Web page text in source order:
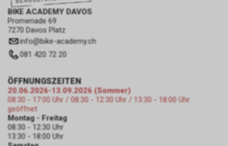
BIKE ACADEMY DAVOS
Promenade 69
7270 Davos Platz
info@bike-academy.ch
081 420 72 20
ÖFFNUNGSZEITEN
20.06.2026-13.09.2026 (Sommer)
08:30 - 17:00 Uhr / 08:30 - 12:30 Uhr / 13:30 - 18:00 Uhr
geöffnet
Montag - Freitag
08:30 - 12:30 Uhr
13:30 - 18:00 Uhr